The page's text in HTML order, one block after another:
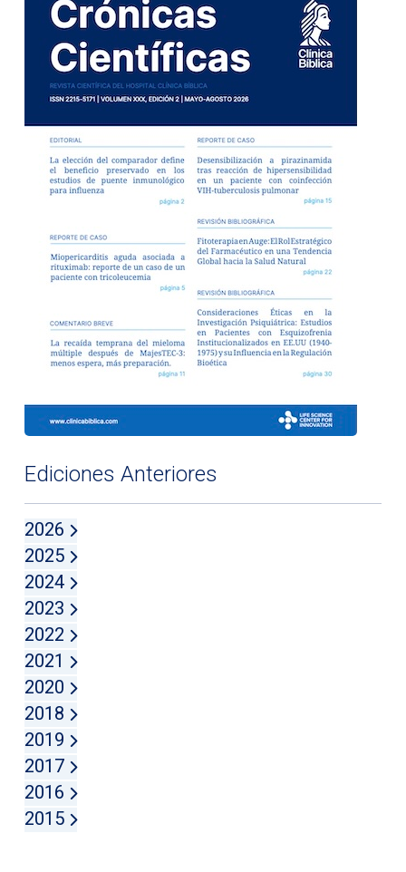
Ediciones Anteriores
2026
2025
2024
2023
2022
2021
2020
2018
2019
2017
2016
2015